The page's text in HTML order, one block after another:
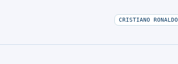
CRISTIANO RONALDO